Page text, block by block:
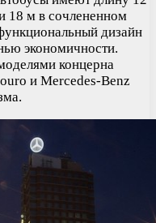
18 м в сочлененном
дизайн
экономичности.
концерна
и Mercedes-Benz